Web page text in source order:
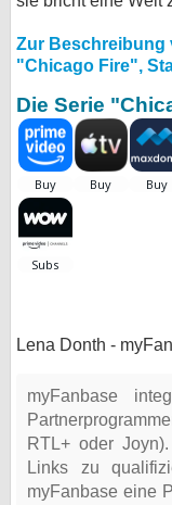
Zur Beschreibung
"Chicago Fire",
Die Serie
Lena Donth -
myFanbase
RTL+ oder
Links zu
myFanbase eine